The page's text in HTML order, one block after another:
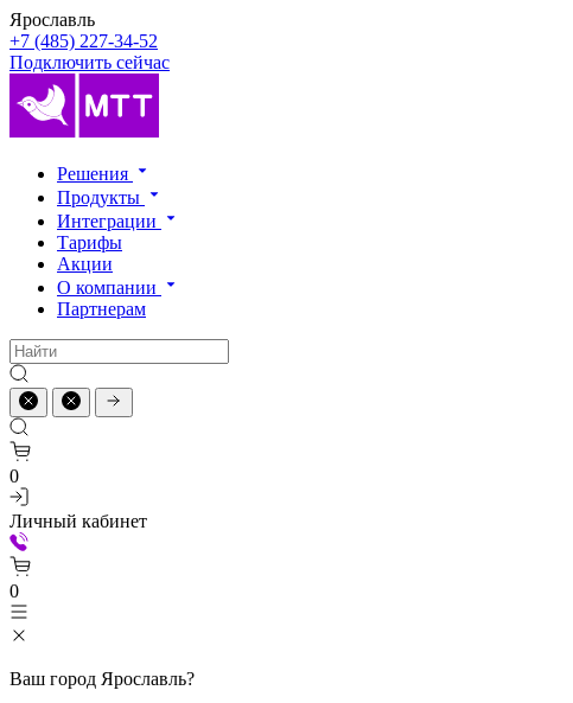
Ярославль
+7 (485) 227-34-52
Подключить сейчас
Решения
Продукты
Интеграции
Тарифы
Акции
О компании
Партнерам
0
Личный кабинет
0
Ваш город Ярославль?